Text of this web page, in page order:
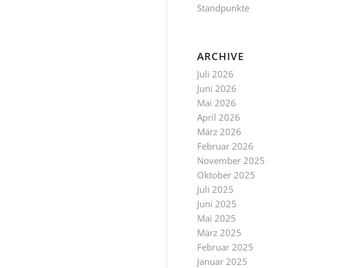
Standpunkte
ARCHIVE
Juli 2026
Juni 2026
Mai 2026
April 2026
März 2026
Februar 2026
November 2025
Oktober 2025
Juli 2025
Juni 2025
Mai 2025
März 2025
Februar 2025
Januar 2025